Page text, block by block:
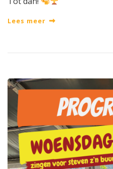
Lees meer